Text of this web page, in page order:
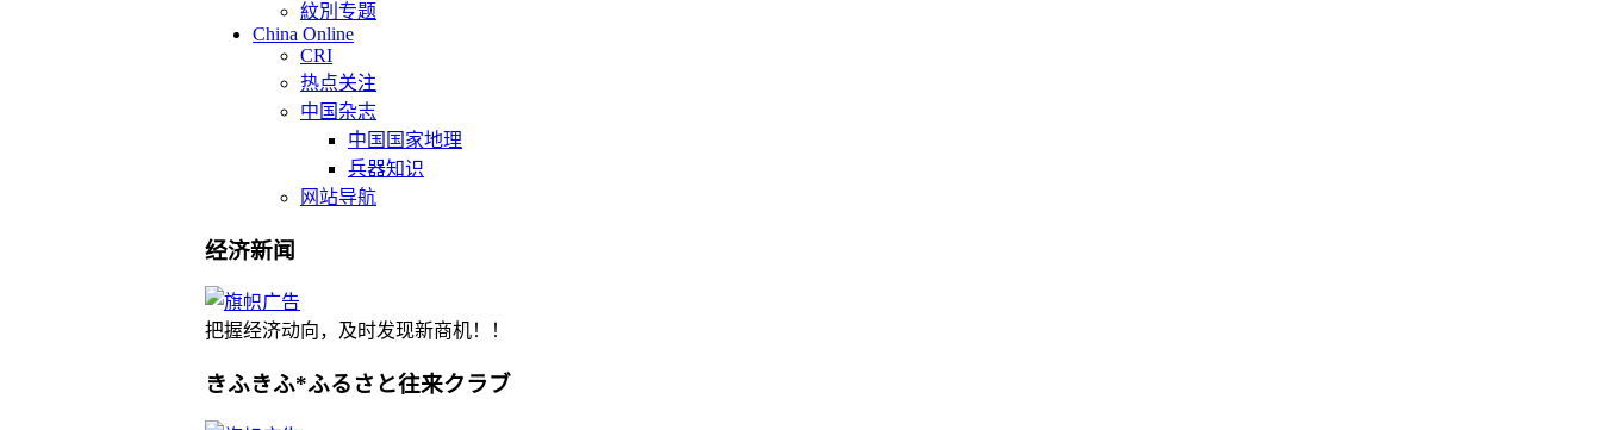
紋別专题
China Online
CRI
热点关注
中国杂志
中国国家地理
兵器知识
网站导航
经济新闻
把握经济动向，及时发现新商机！！
きふきふ*ふるさと往来クラブ